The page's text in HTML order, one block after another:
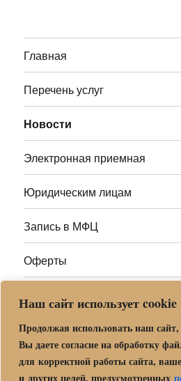
Наш сайт использует cookie
Продолжая использовать наш сайт,
Вы даете согласие на обработку
для корректной работы сайта,
и других целей, предусмотренных
Главная
Перечень услуг
Новости
Электронная приемная
Юридическим лицам
Запись в МФЦ
Оферты
Адреса МФЦ МО
Центр государственных и